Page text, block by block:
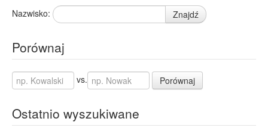
Nazwisko: Znajdź
Porównaj
vs. Porównaj
Ostatnio wyszukiwane